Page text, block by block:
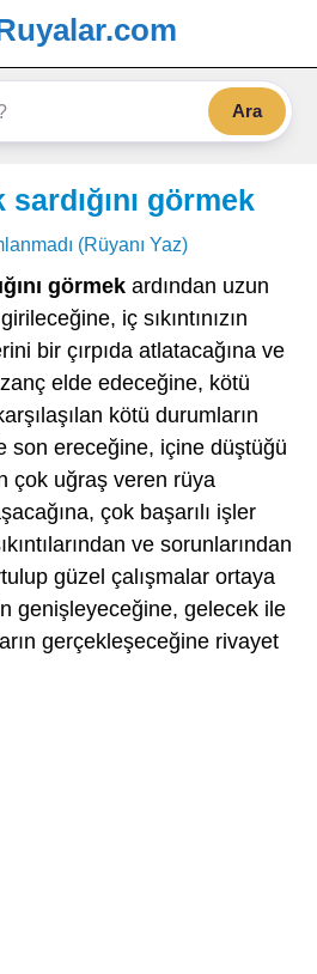
Ara
görmek
(Rüyanı Yaz)
görmek ardından uzun
iç sıkıntınızın
bir çırpıda atlatacağına ve
elde edeceğine, kötü
kötü durumların
son ereceğine, içine düştüğü
çok uğraş veren rüya
çok başarılı işler
ve sorunlarından
güzel çalışmalar ortaya
genişleyeceğine, gelecek ile
gerçekleşeceğine rivayet